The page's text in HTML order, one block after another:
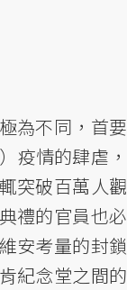
為不同，首要
疫情的肆虐，
突破百萬人觀
禮的官員也必
安考量的封鎖
紀念堂之間的